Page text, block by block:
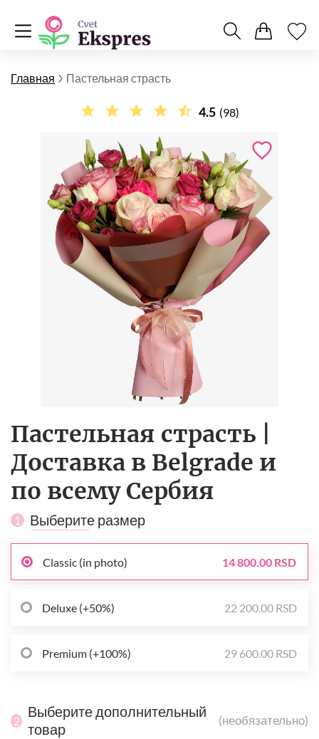
Главная Пастельная страсть
4.5 (98)
Пастельная страсть |
Доставка в Belgrade и
по всему Сербия
1 Выберите размер
Classic (in photo) 14 800.00 RSD
Deluxe (+50%) 22 200.00 RSD
Premium (+100%) 29 600.00 RSD
2
Выберите дополнительный
товар
(необязательно)